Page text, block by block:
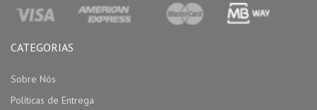
CATEGORIAS
Sobre Nós
Políticas de Entrega